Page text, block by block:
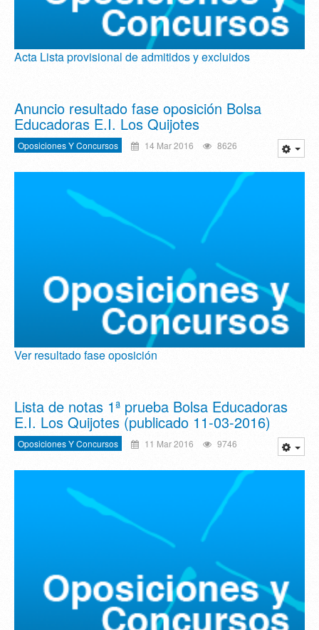
Acta Lista provisional de admitidos y excluidos
Anuncio resultado fase oposición Bolsa
Educadoras E.I. Los Quijotes
Oposiciones Y Concursos 14 Mar 2016 8626
Ver resultado fase oposición
Lista de notas 1ª prueba Bolsa Educadoras
E.I. Los Quijotes (publicado 11-03-2016)
Oposiciones Y Concursos 11 Mar 2016 9746